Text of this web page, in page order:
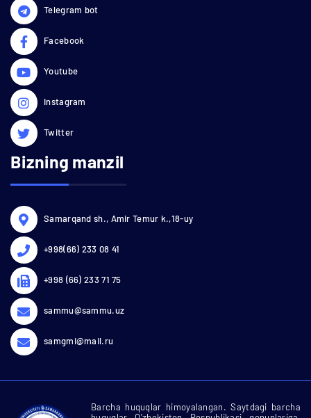
Telegram bot
Facebook
Youtube
Instagram
Twitter
Bizning manzil
Samarqand sh., Amir Temur k.,18-uy
+998(66) 233 08 41
+998 (66) 233 71 75
sammu@sammu.uz
samgmi@mail.ru
Barcha huquqlar himoyalangan. Saytdagi barcha